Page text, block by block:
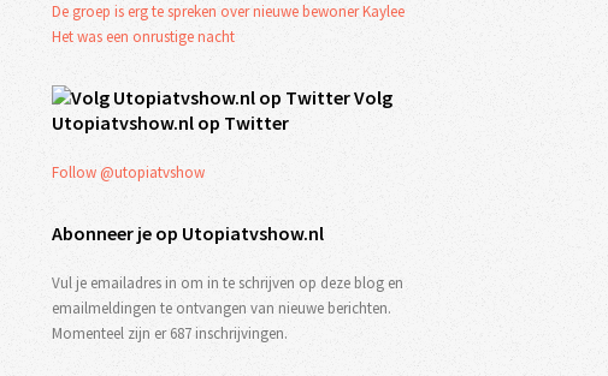
De groep is erg te spreken over nieuwe bewoner Kaylee
Het was een onrustige nacht
Volg
Utopiatvshow.nl op Twitter
Follow @utopiatvshow
Abonneer je op Utopiatvshow.nl
Vul je emailadres in om in te schrijven op deze blog en
emailmeldingen te ontvangen van nieuwe berichten.
Momenteel zijn er 687 inschrijvingen.